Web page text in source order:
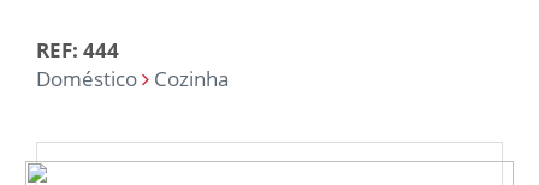
REF: 444
Doméstico
Cozinha